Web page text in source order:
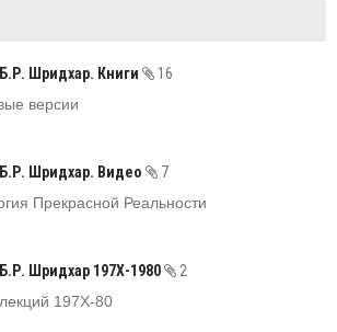
Шридхар. Книги
16
версии
Шридхар. Видео
7
Прекрасной Реальности
Шридхар 197Х-1980
2
197Х-80